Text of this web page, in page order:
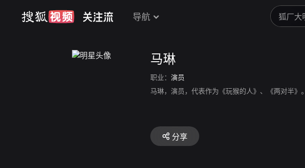
导航
马琳
职业： 演员
马琳，演员，代表作为《玩猴的人》、《两对半》。
分享